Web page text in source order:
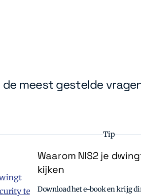
meest gestelde
Tip
Waarom NIS2 je
kijken
Download het e-book en krijg